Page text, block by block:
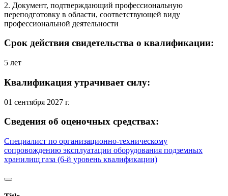
2. Документ, подтверждающий профессиональную
переподготовку в области, соответствующей виду
профессиональной деятельности
Срок действия свидетельства о квалификации:
5 лет
Квалификация утрачивает силу:
01 сентября 2027 г.
Сведения об оценочных средствах:
Специалист по организационно-техническому
сопровождению эксплуатации оборудования подземных
хранилищ газа (6-й уровень квалификации)